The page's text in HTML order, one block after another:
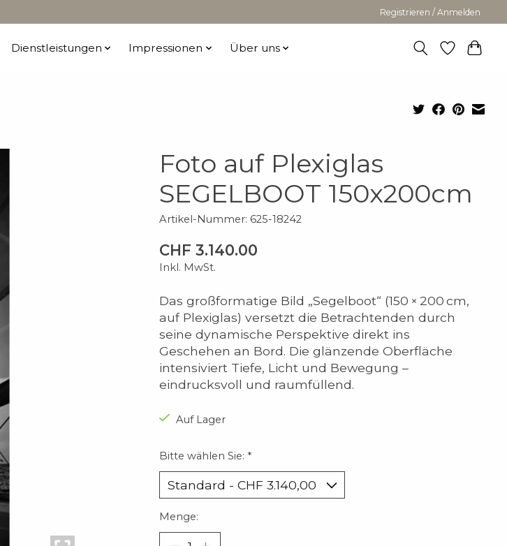
Registrieren / Anmelden
Dienstleistungen Impressionen Über uns
Foto auf Plexiglas
SEGELBOOT 150x200cm
Artikel-Nummer: 625-18242
CHF 3.140.00
Inkl. MwSt.
Das großformatige Bild „Segelboot“ (150 × 200 cm,
auf Plexiglas) versetzt die Betrachtenden durch
seine dynamische Perspektive direkt ins
Geschehen an Bord. Die glänzende Oberfläche
intensiviert Tiefe, Licht und Bewegung –
eindrucksvoll und raumfüllend.
Auf Lager
Bitte wählen Sie: *
Menge: